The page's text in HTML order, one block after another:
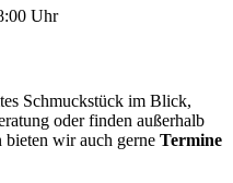
Uhr
Schmuckstück im Blick,
oder finden außerhalb
wir auch gerne Termine